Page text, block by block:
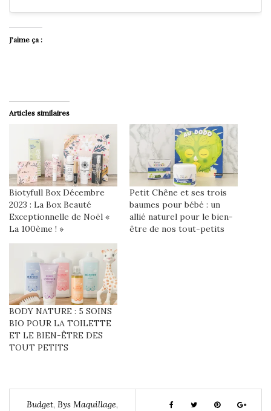
J’aime ça :
Articles similaires
Biotyfull Box Décembre
2023 : La Box Beauté
Exceptionnelle de Noël «
La 100ème ! »
Petit Chêne et ses trois
baumes pour bébé : un
allié naturel pour le bien-
être de nos tout-petits
BODY NATURE : 5 SOINS
BIO POUR LA TOILETTE
ET LE BIEN-ÊTRE DES
TOUT PETITS
Budget, Bys Maquillage,